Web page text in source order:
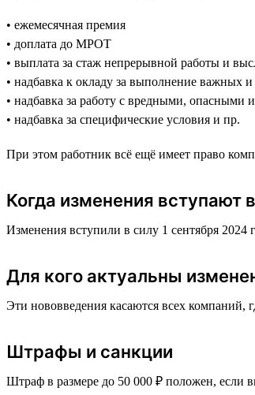
• ежемесячная премия
• доплата до МРОТ
• выплата за стаж непрерывной работы и
• надбавка к окладу за выполнение важных
• надбавка за работу с вредными, опасными
• надбавка за специфические условия и пр.
При этом работник всё ещё имеет право
Когда изменения вступают
Изменения вступили в силу 1 сентября 2024
Для кого актуальны
Эти нововведения касаются всех компаний,
Штрафы и санкции
Штраф в размере до 50 000 ₽ положен, если